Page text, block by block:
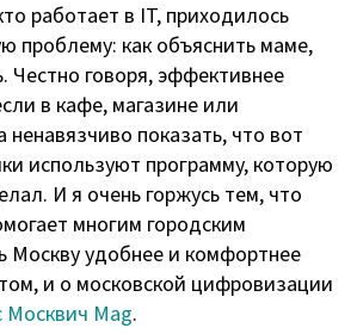
работает в IT, приходилось
проблему: как объяснить маме,
Честно говоря, эффективнее
в кафе, магазине или
ненавязчиво показать, что вот
используют программу, которую
И я очень горжусь тем, что
многим городским
Москву удобнее и комфортнее
и о московской цифровизации
Москвич Mag.